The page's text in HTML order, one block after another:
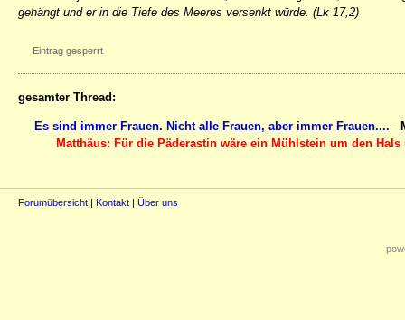
gehängt und er in die Tiefe des Meeres versenkt würde. (Lk 17,2)
Eintrag gesperrt
gesamter Thread:
Es sind immer Frauen. Nicht alle Frauen, aber immer Frauen.... -
Matthäus: Für die Päderastin wäre ein Mühlstein um den
Forumübersicht | Kontakt | Über uns